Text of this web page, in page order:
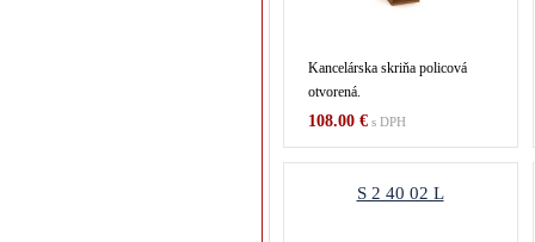
Kancelárska skriňa policová
otvorená.
108.00 €s DPH
S 2 40 02 L